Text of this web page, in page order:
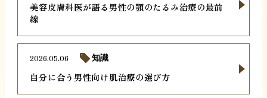
美容皮膚科医が語る男性の顎のたるみ治療の最前
線
自分に合う男性向け肌治療の選び方
2026.05.06 知識